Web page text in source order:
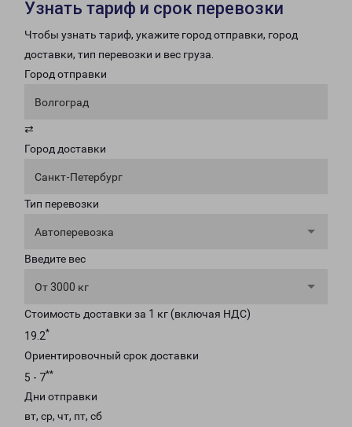
Узнать тариф и срок перевозки
Чтобы узнать тариф, укажите город отправки, город
доставки, тип перевозки и вес груза.
Город отправки
Волгоград
⇄
Город доставки
Санкт-Петербург
Тип перевозки
Автоперевозка
Введите вес
От 3000 кг
Стоимость доставки за 1 кг (включая НДС)
19.2*
Ориентировочный срок доставки
5 - 7**
Дни отправки
вт, ср, чт, пт, сб